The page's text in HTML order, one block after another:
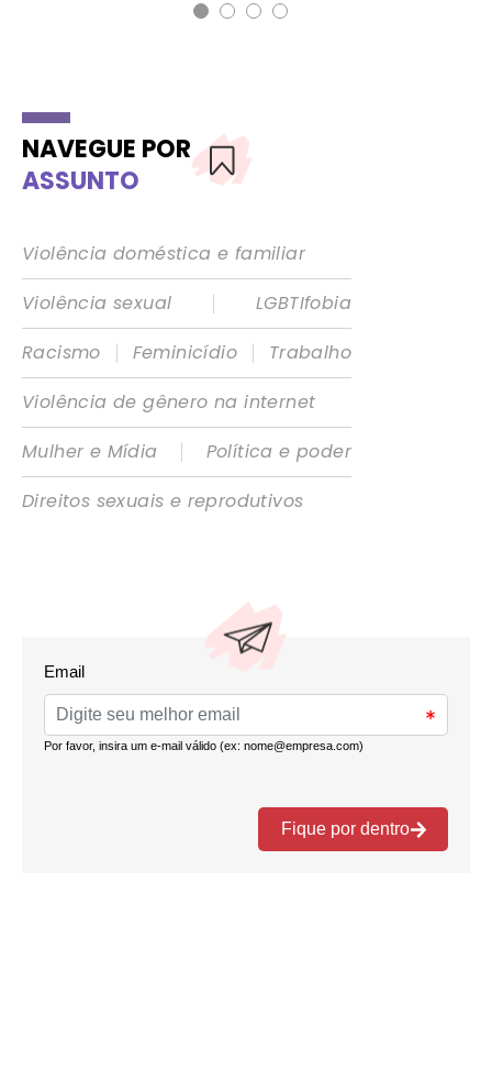
NAVEGUE POR
ASSUNTO
Violência doméstica e familiar
Violência sexual
|
LGBTIfobia
Racismo
| Feminicídio |
Trabalho
Violência de gênero na internet
Mulher e Mídia
|
Política e poder
Direitos sexuais e reprodutivos